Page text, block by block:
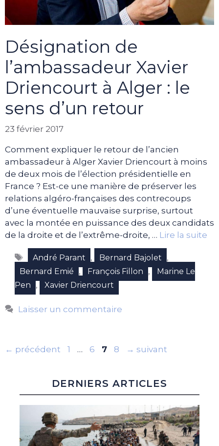
Désignation de
l’ambassadeur Xavier
Driencourt à Alger : le
sens d’un retour
23 février 2017
Comment expliquer le retour de l’ancien
ambassadeur à Alger Xavier Driencourt à moins
de deux mois de l’élection présidentielle en
France ? Est-ce une manière de préserver les
relations algéro-françaises des contrecoups
d’une éventuelle mauvaise surprise, surtout
avec la montée en puissance des deux candidats
de la droite et de l’extrême-droite, … Lire la suite
Étiquettes
André Parant , Bernard Bajolet ,
Bernard Emié , François Fillon ,
Marine Le
Pen
, Xavier Driencourt
Laisser un commentaire
← précédent Page
1 … Page
6 Page
7 Page
8 → suivant
DERNIERS ARTICLES